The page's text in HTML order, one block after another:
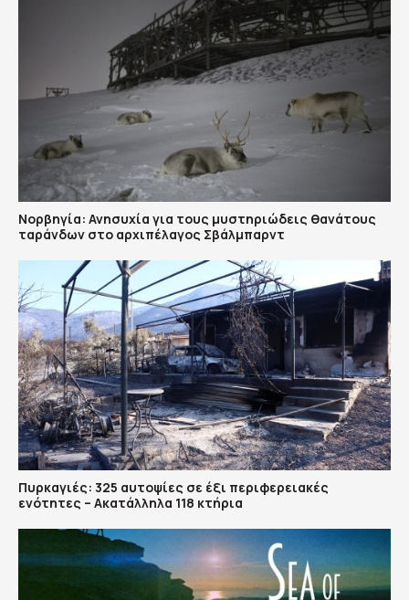
Νορβηγία: Ανησυχία για τους μυστηριώδεις θανάτους
ταράνδων στο αρχιπέλαγος Σβάλμπαρντ
Πυρκαγιές: 325 αυτοψίες σε έξι περιφερειακές
ενότητες – Ακατάλληλα 118 κτήρια